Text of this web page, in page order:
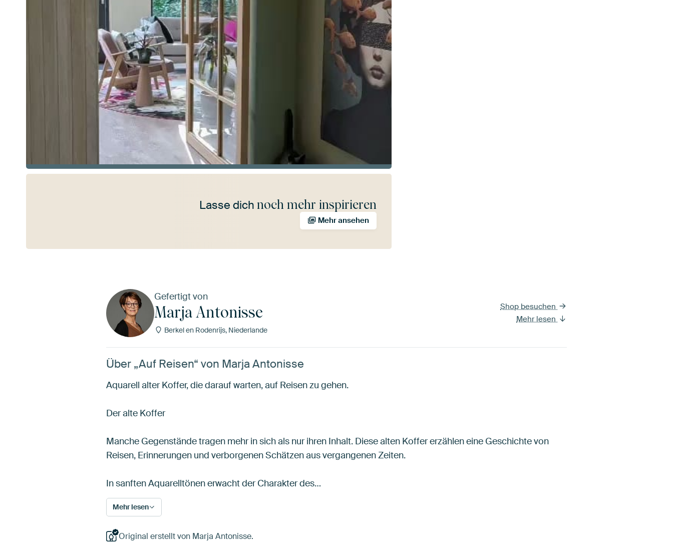
Lasse dich noch mehr inspirieren
Mehr ansehen
Gefertigt von
Marja Antonisse
Berkel en Rodenrijs, Niederlande
Shop besuchen
Mehr lesen
Über „Auf Reisen“ von Marja Antonisse
Aquarell alter Koffer, die darauf warten, auf Reisen zu gehen.
Der alte Koffer
Manche Gegenstände tragen mehr in sich als nur ihren Inhalt. Diese alten Koffer erzählen eine Geschichte von
Reisen, Erinnerungen und verborgenen Schätzen aus vergangenen Zeiten.
In sanften Aquarelltönen erwacht der Charakter des…
Mehr lesen
Original erstellt von Marja Antonisse.